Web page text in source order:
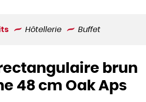
Hôtellerie Buffet
brun
48 cm Oak Aps